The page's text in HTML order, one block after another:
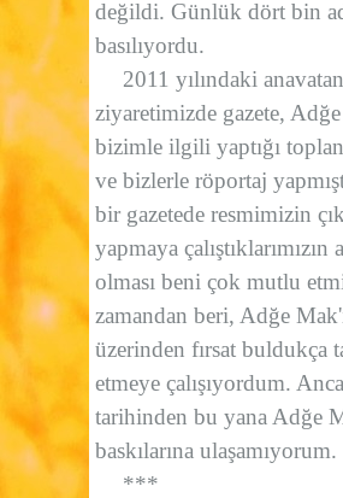
değildi. Günlük dört bin
basılıyordu.
2011 yılındaki anavatan
ziyaretimizde gazete,
bizimle ilgili yaptığı
ve bizlerle röportaj
bir gazetede resmimizin
yapmaya çalıştıklarımızın
olması beni çok mutlu
zamandan beri, Adğe
üzerinden fırsat buldukça
etmeye çalışıyordum.
tarihinden bu yana Adğe
baskılarına ulaşamıyorum.
***